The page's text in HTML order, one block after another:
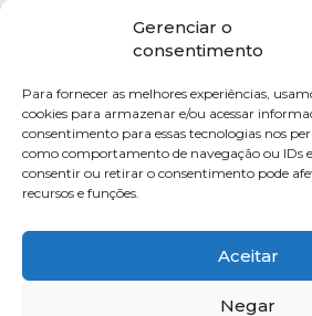
Gerenciar o
consentimento
Para fornecer as melhores experiências,
cookies para armazenar e/ou acessar
consentimento para essas tecnologias nos
como comportamento de navegação ou IDs
consentir ou retirar o consentimento pode
recursos e funções.
Aceitar
Negar
Diretoria
FOTOS
Webmail
Artigos
Escritores do Sistema